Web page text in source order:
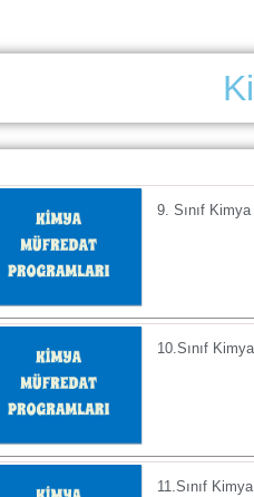
9. Sınıf
10.Sınıf
11.Sınıf